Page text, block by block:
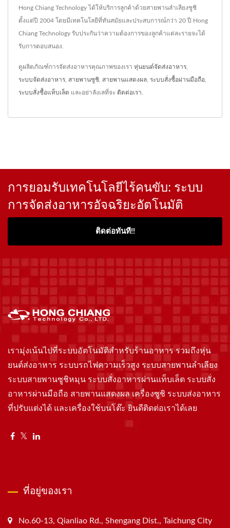
Hong Chiang Technology ได้ให้บริการลูกค้าด้วยสายพานลำเลียงซูชิ
ตั้งแต่ปี 2004 โดยมีเทคโนโลยีที่ทันสมัยและประสบการณ์กว่า 20 ปี Hong
Chiang Technology รับประกันว่าความต้องการของลูกค้าแต่ละรายจะได้
รับการตอบสนอง.
ดูผลิตภัณฑ์การจัดส่งอาหารคุณภาพของเรา หุ่นยนต์จัดส่งอาหาร
ระบบจัดส่งอาหาร สายพานซูชิ สายพานแสดงผล ระบบสั่งซื้อผ่านมือถือ
ระบบสั่งซื้อแท็บเล็ต และอย่าลังเลที่จะ ติดต่อเรา
การยอมรับเทคโนโลยีไร้คนขับ: ระบบ
การจัดส่งอาหารอัจฉริยะอัตโนมัติ
ติดต่อทันที!!
เรามุ่งเน้นไปที่ระบบอัตโนมัติสำหรับร้านอาหาร รวมถึงหุ่น
ยนต์ส่งอาหาร ระบบรถไฟความเร็วสูง ระบบสายพานลำเลียง
ระบบสายพานซูชิหมุน ระบบสั่งอาหารผ่านแท็บเล็ต ระบบสั่ง
อาหารผ่านมือถือ สายพานแสดงผล เครื่องซูชิ ระบบส่งอาหาร
ที่ปรับแต่งได้ และเครื่องใช้บนโต๊ะ ยินดีติดต่อเราได้เลย
ที่อยู่ของเรา
No.60-13, Qianliao Rd., Shengang Dist., Taichung City